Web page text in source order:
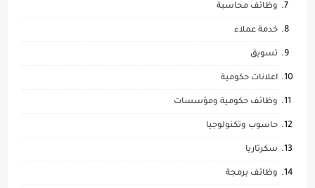
وظائف محاسبة
خدمة عملاء
تسويق
اعلانات حكومية
وظائف حكومية ومؤسسات
حاسوب وتكنولوجيا
سكرتاريا
وظائف برمجة